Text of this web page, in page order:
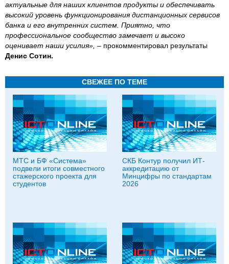
актуальные для наших клиентов продукты и обеспечивать
высокий уровень функционирования дистанционных сервисов
банка и его внутренних систем. Приятно, что
профессиональное сообщество замечает и высоко
оценивает наши усилия», – прокомментировал результаты
Денис Сотин.
СВЕЖЕЕ ПО ТЕМЕ
МТС и БФ «Система»
подвели итоги совместного
стажерского проекта для
студентов
СКБ Контур получил ИТ-
аккредитацию от
Минцифры по стандартам
2026